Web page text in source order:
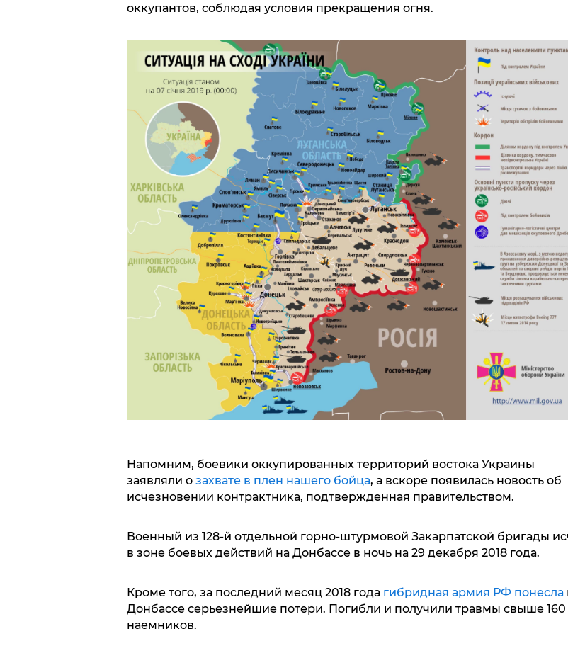
оккупантов, соблюдая условия прекращения огня.
Напомним, боевики оккупированных территорий востока Украины
заявляли о захвате в плен нашего бойца, а вскоре появилась новость об
исчезновении контрактника, подтвержденная правительством.
Военный из 128-й отдельной горно-штурмовой Закарпатской бригады
в зоне боевых действий на Донбассе в ночь на 29 декабря 2018 года.
Кроме того, за последний месяц 2018 года гибридная армия РФ понесла
Донбассе серьезнейшие потери. Погибли и получили травмы свыше 160
наемников.